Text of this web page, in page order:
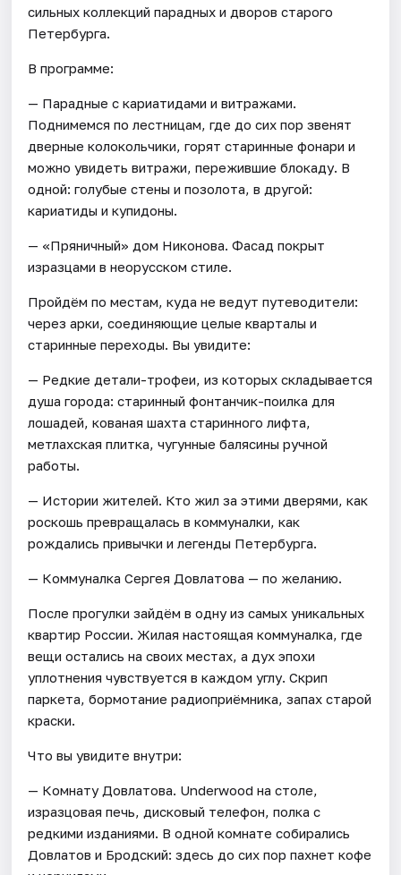
сильных коллекций парадных и дворов старого
Петербурга.
В программе:
— Парадные с кариатидами и витражами.
Поднимемся по лестницам, где до сих пор звенят
дверные колокольчики, горят старинные фонари и
можно увидеть витражи, пережившие блокаду. В
одной: голубые стены и позолота, в другой:
кариатиды и купидоны.
— «Пряничный» дом Никонова. Фасад покрыт
изразцами в неорусском стиле.
Пройдём по местам, куда не ведут путеводители:
через арки, соединяющие целые кварталы и
старинные переходы. Вы увидите:
— Редкие детали-трофеи, из которых складывается
душа города: старинный фонтанчик-поилка для
лошадей, кованая шахта старинного лифта,
метлахская плитка, чугунные балясины ручной
работы.
— Истории жителей. Кто жил за этими дверями, как
роскошь превращалась в коммуналки, как
рождались привычки и легенды Петербурга.
— Коммуналка Сергея Довлатова — по желанию.
После прогулки зайдём в одну из самых уникальных
квартир России. Жилая настоящая коммуналка, где
вещи остались на своих местах, а дух эпохи
уплотнения чувствуется в каждом углу. Скрип
паркета, бормотание радиоприёмника, запах старой
краски.
Что вы увидите внутри:
— Комнату Довлатова. Underwood на столе,
изразцовая печь, дисковый телефон, полка с
редкими изданиями. В одной комнате собирались
Довлатов и Бродский: здесь до сих пор пахнет кофе